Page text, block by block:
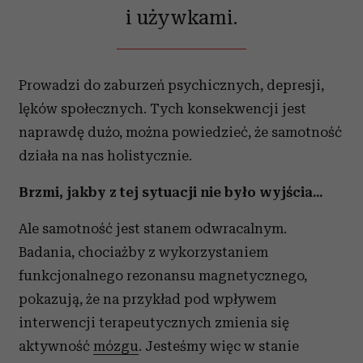
i używkami.
Prowadzi do zaburzeń psychicznych, depresji,
lęków społecznych. Tych konsekwencji jest
naprawdę dużo, można powiedzieć, że samotność
działa na nas holistycznie.
Brzmi, jakby z tej sytuacji nie było wyjścia...
Ale samotność jest stanem odwracalnym.
Badania, chociażby z wykorzystaniem
funkcjonalnego rezonansu magnetycznego,
pokazują, że na przykład pod wpływem
interwencji terapeutycznych zmienia się
aktywność mózgu. Jesteśmy więc w stanie